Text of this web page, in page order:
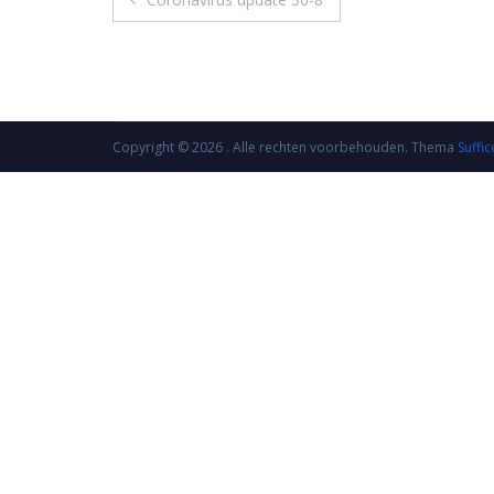
Copyright © 2026 . Alle rechten voorbehouden. Thema